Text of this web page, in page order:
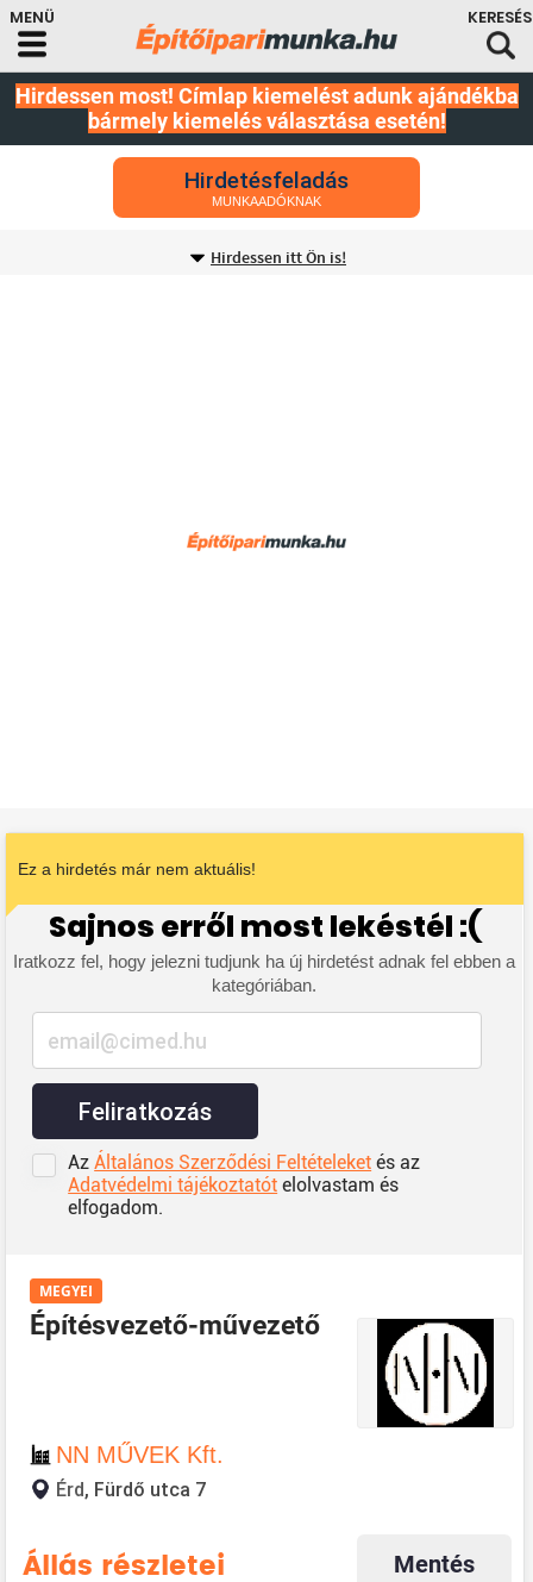
Hirdessen most! Címlap kiemelést adunk ajándékba
bármely kiemelés választása esetén!
Hirdetésfeladás
MUNKAADÓKNAK
Hirdessen itt Ön is!
Ez a hirdetés már nem aktuális!
Sajnos erről most lekéstél :(
Iratkozz fel, hogy jelezni tudjunk ha új hirdetést adnak fel ebben a
kategóriában.
Feliratkozás
AzÁltalános Szerződési Feltételeket és az
Adatvédelmi tájékoztatót elolvastam és
elfogadom.
MEGYEI
Építésvezető-művezető
NN MŰVEK Kft.
Érd, Fürdő utca 7
Állás részletei Mentés